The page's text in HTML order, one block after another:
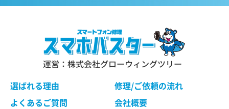
識別情報などの履歴情報および特性情報を、ユ
はページを閲覧する際に収集します。
第３条（個人情報を収集・利用する目的）
当社が個人情報を収集・利用する目的は、以下の
とおりです。
の製品・異機種を含みます）（以下「交換品」と
言います）と修理依頼品との交換をもって、本サ
ービスの提供とさせていただく場合がございま
す。交換品との交換にご同意いただけない場合
として取り扱わせていただきます。
運営：株式会社グローウィングツリー
選ばれる理由
修理/ご依頼の流れ
よくあるご質問
会社概要